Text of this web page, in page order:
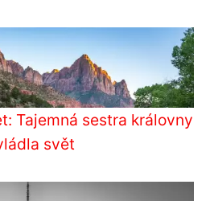
Tajemná sestra královny
svět